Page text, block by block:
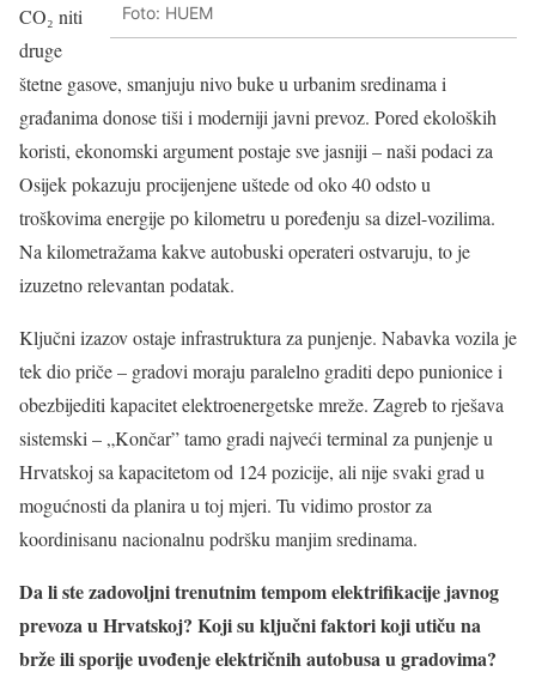
Foto: HUEM
CO₂ niti
druge
štetne gasove, smanjuju nivo buke u urbanim sredinama i
građanima donose tiši i moderniji javni prevoz. Pored ekoloških
koristi, ekonomski argument postaje sve jasniji – naši podaci za
Osijek pokazuju procijenjene uštede od oko 40 odsto u
troškovima energije po kilometru u poređenju sa dizel-vozilima.
Na kilometražama kakve autobuski operateri ostvaruju, to je
izuzetno relevantan podatak.
Ključni izazov ostaje infrastruktura za punjenje. Nabavka vozila je
tek dio priče – gradovi moraju paralelno graditi depo punionice i
obezbijediti kapacitet elektroenergetske mreže. Zagreb to rješava
sistemski – „Končar” tamo gradi najveći terminal za punjenje u
Hrvatskoj sa kapacitetom od 124 pozicije, ali nije svaki grad u
mogućnosti da planira u toj mjeri. Tu vidimo prostor za
koordinisanu nacionalnu podršku manjim sredinama.
Da li ste zadovoljni trenutnim tempom elektrifikacije javnog
prevoza u Hrvatskoj? Koji su ključni faktori koji utiču na
brže ili sporije uvođenje električnih autobusa u gradovima?